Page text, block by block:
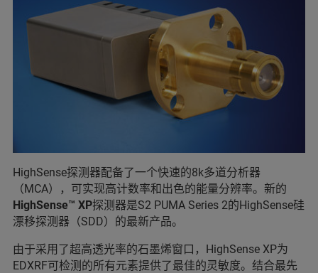
HighSense探测器配备了一个快速的8k多道分析器
（MCA），可实现高计数率和出色的能量分辨率。新的
HighSense™ XP探测器是S2 PUMA Series 2的HighSense硅
漂移探测器（SDD）的最新产品。
由于采用了超高透光率的石墨烯窗口，HighSense XP为
EDXRF可检测的所有元素提供了最佳的灵敏度。结合最先